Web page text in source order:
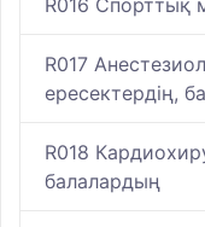
R016 Спорттық
R017
ересектердің,
R018
балалардың